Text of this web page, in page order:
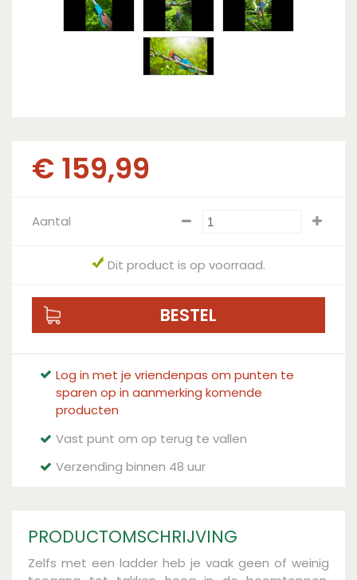
€159,99
Aantal
Dit product is op voorraad.
Log in met je vriendenpas om punten te
sparen op in aanmerking komende
producten
Vast punt om op terug te vallen
Verzending binnen 48 uur
PRODUCTOMSCHRIJVING
Zelfs met een ladder heb je vaak geen of weinig